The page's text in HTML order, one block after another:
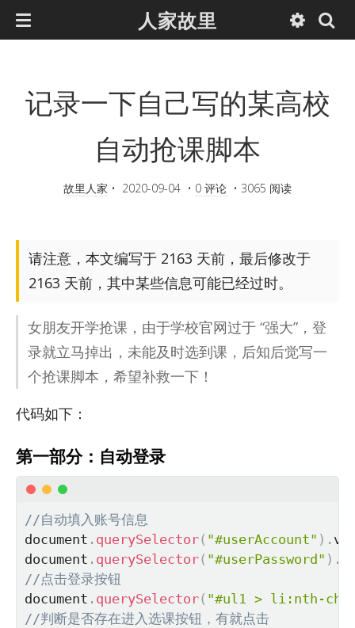
人家故里
记录一下自己写的某高校
自动抢课脚本
故里人家 • 2020-09-04 • 0 评论 • 3065 阅读
请注意，本文编写于 2163 天前，最后修改于
2163 天前，其中某些信息可能已经过时。
女朋友开学抢课，由于学校官网过于 “强大”，登
录就立马掉出，未能及时选到课，后知后觉写一
个抢课脚本，希望补救一下！
代码如下：
第一部分：自动登录
//自动填入账号信息
document . querySelector( "#userAccount" ) .
document . querySelector( "#userPassword" ) .
//点击登录按钮
document . querySelector( "#ul1 > li:nth-
//判断是否存在进入选课按钮，有就点击